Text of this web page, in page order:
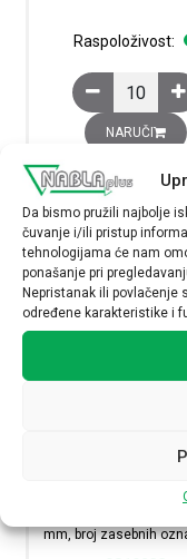
Da bismo pružili najbolje
čuvanje i/ili pristup
tehnologijama će nam
ponašanje pri
Nepristanak ili
određene karakteristike i
Raspoloživost:
Oznake
NARUČI
TMF 12, bijela
pločica, za redne
mm, broj zasebnih